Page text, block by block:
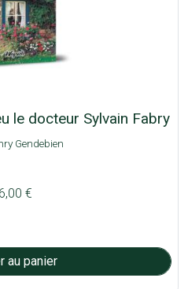
le docteur Sylvain Fabry
Gendebien
€